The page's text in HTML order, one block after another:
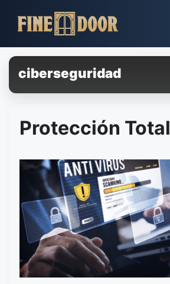
para
conteúdo
ciberseguridad
Protección Total